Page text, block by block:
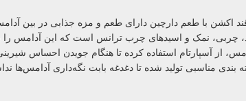
چربی، نمک و اسیدهای چرب ترانس است که این آدامس را
از آسپارتام استفاده کرده تا هنگام جویدن احساس
بندی مناسبی تولید شده تا دغدغه بابت نگه‌داری آدامس‌ها